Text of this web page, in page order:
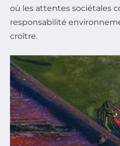
où les attentes sociétales
responsabilité
croître.